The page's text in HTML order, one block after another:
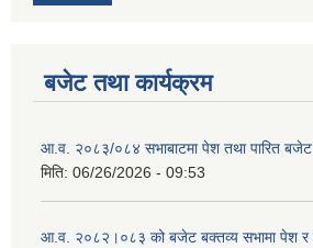
बजेट तथा कार्यक्रम
आ.व. २०८३/०८४ सभाबाटमा पेश तथा पारित बजेट
मिति: 06/26/2026 - 09:53
आ‍.व. २०८२।०८३ को बजेट बक्तव्य सभामा पेश र